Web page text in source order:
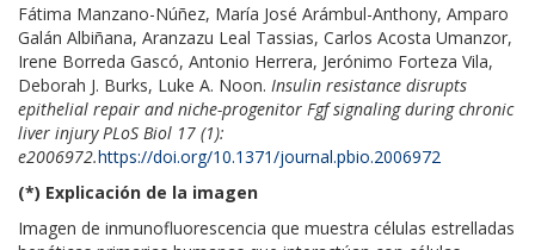
Fátima Manzano-Núñez, María José Arámbul-Anthony, Amparo
Galán Albiñana, Aranzazu Leal Tassias, Carlos Acosta Umanzor,
Irene Borreda Gascó, Antonio Herrera, Jerónimo Forteza Vila,
Deborah J. Burks, Luke A. Noon. Insulin resistance disrupts
epithelial repair and niche-progenitor Fgf signaling during chronic
liver injury PLoS Biol 17 (1):
e2006972.https://doi.org/10.1371/journal.pbio.2006972
(*) Explicación de la imagen
Imagen de inmunofluorescencia que muestra células estrelladas